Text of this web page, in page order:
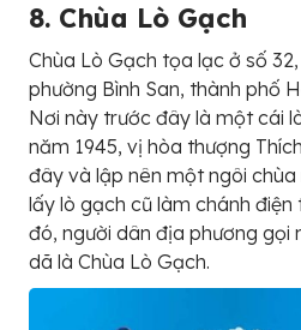
8. Chùa Lò Gạch
Chùa Lò Gạch tọa lạc ở số
phường Bình San, thành phố
Nơi này trước đây là một cái
năm 1945, vị hòa thượng
đây và lập nên một ngôi
lấy lò gạch cũ làm chánh điện
đó, người dân địa phương gọi
dã là Chùa Lò Gạch.